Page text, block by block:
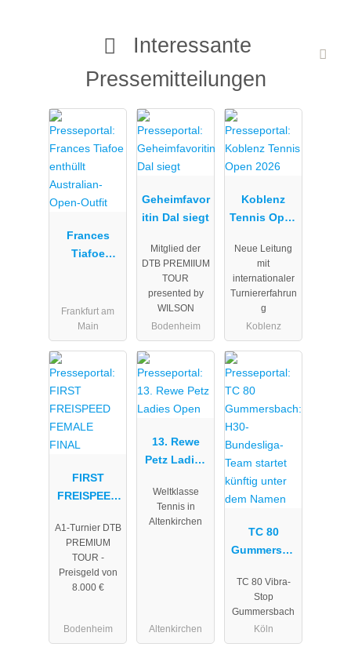
Interessante
Pressemitteilungen
Frances
Tiafoe
Open-Outfit
Frankfurt am
Main
Geheimfavor
itin Dal siegt
Mitglied der
DTB PREMIIUM
TOUR
presented by
WILSON
Bodenheim
Koblenz
Tennis Open
Neue Leitung
mit
internationaler
Turniererfahrun
g
Koblenz
FIRST
FREISPEED
FINAL
A1-Turnier DTB
PREMIUM
TOUR -
Preisgeld von
8.000 €
Bodenheim
13. Rewe
Petz Ladies
Weltklasse
Tennis in
Altenkirchen
Altenkirchen
TC 80
Gummersba
Bundesliga-
Team startet
künftig
unter dem
TC 80 Vibra-
Stop
Gummersbach
Köln